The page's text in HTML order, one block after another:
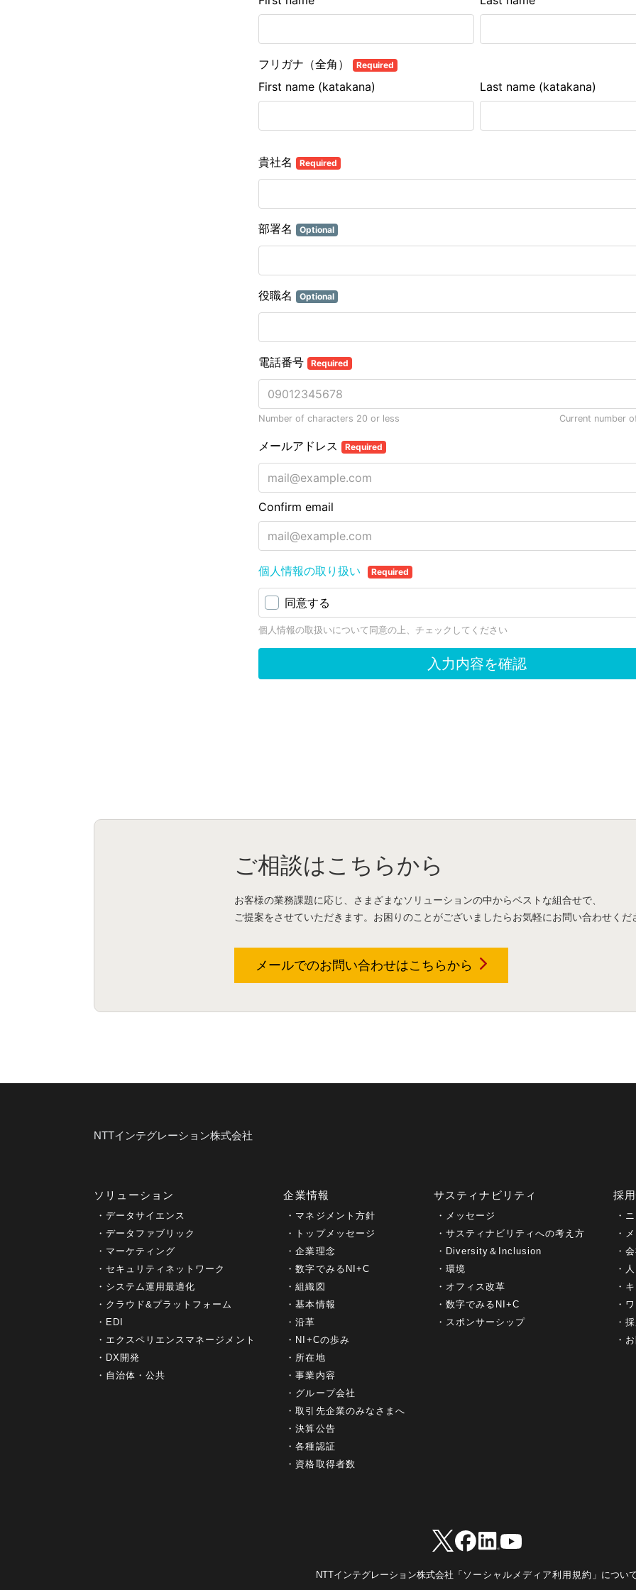
ご相談はこちらから
お客様の業務課題に応じ、さまざまなソリューションの中からベストな組合せで、
ご提案をさせていただきます。お困りのことがございましたらお気軽にお問い合わせくだ
メールでのお問い合わせはこちらから
NTTインテグレーション株式会社
ソリューション
データサイエンス
データファブリック
マーケティング
セキュリティネットワーク
システム運用最適化
クラウド&プラットフォーム
EDI
エクスペリエンスマネージメント
DX開発
自治体・公共
企業情報
マネジメント方針
トップメッセージ
企業理念
数字でみるNI+C
組織図
基本情報
沿革
NI+Cの歩み
所在地
事業内容
グループ会社
取引先企業のみなさまへ
決算公告
各種認証
資格取得者数
サスティナビリティ
メッセージ
サスティナビリティへの考え方
Diversity＆Inclusion
環境
オフィス改革
数字でみるNI+C
スポンサーシップ
採
NTTインテグレーション株式会社「 ソーシャルメディア利用規約 」につい